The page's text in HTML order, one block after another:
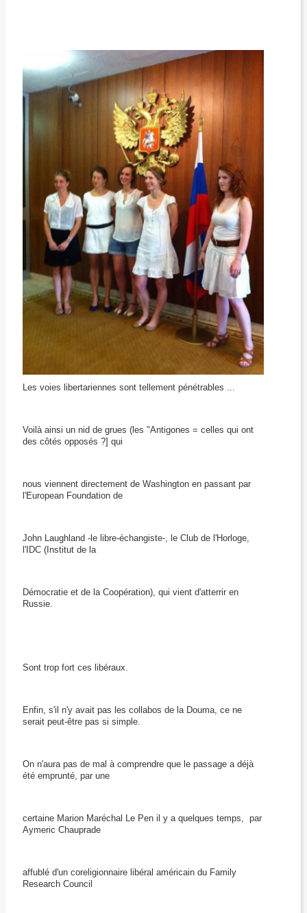
Les voies libertariennes sont tellement pénétrables ...
Voilà ainsi un nid de grues (les "Antigones = celles qui ont
des côtés opposés ?] qui
nous viennent directement de Washington en passant par
l'European Foundation de
John Laughland -le libre-échangiste-, le Club de l'Horloge,
l'IDC (Institut de la
Démocratie et de la Coopération), qui vient d'atterrir en
Russie.
Sont trop fort ces libéraux.
Enfin, s'il n'y avait pas les collabos de la Douma, ce ne
serait peut-être pas si simple.
On n'aura pas de mal à comprendre que le passage a déjà
été emprunté, par une
certaine Marion Maréchal Le Pen il y a quelques temps, par
Aymeric Chauprade
affublé d'un coreligionnaire libéral américain du Family
Research Council